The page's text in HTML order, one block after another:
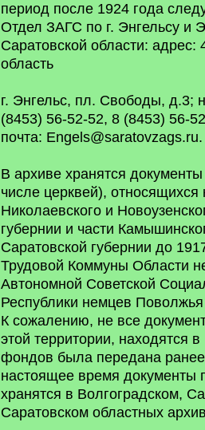
период после 1924 года
Отдел ЗАГС по г. Энгельсу и
Саратовской области: адрес:
область
г. Энгельс, пл. Свободы, д.3;
(8453) 56-52-52, 8 (8453) 56-
почта: Engels@saratovzags.ru.
В архиве хранятся
числе церквей),
Николаевского и
губернии и части
Саратовской губернии до
Трудовой Коммуны Области
Автономной Советской
Республики немцев
К сожалению, не все
этой территории, находятся
фондов была передана
настоящее время документы
хранятся в Волгоградском,
Саратовском областных